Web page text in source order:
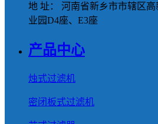
地 址： 河南省新乡市市辖区
业园D4座、E3座
产品中心
烛式过滤机
密闭板式过滤机